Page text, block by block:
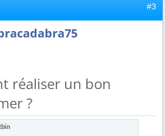
#3
réaliser un bon
?